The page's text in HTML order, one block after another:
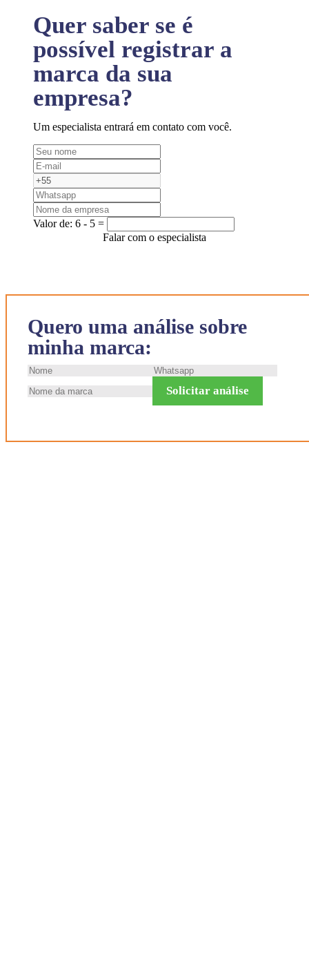
Quero uma análise sobre
minha marca:
Solicitar análise
Quer saber se é
possível registrar a
marca da sua
empresa?
Um especialista entrará em contato com você.
Valor de: 6 - 5 =
Falar com o especialista